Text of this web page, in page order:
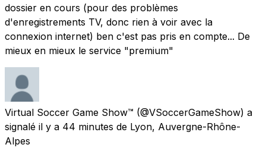
dossier en cours (pour des problèmes
d'enregistrements TV, donc rien à voir avec la
connexion internet) ben c'est pas pris en compte... De
mieux en mieux le service "premium"
Virtual Soccer Game Show™ (@VSoccerGameShow) a
signalé il y a 44 minutes de Lyon, Auvergne-Rhône-
Alpes